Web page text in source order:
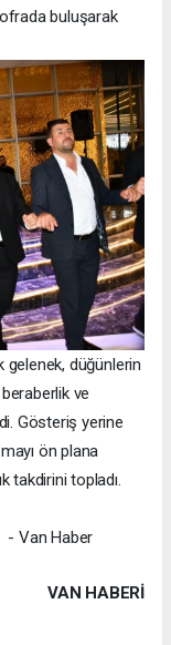
buluşarak
gelenek, düğünlerin
ve
Gösteriş yerine
ön plana
takdirini topladı.
- Van Haber
VAN HABERİ